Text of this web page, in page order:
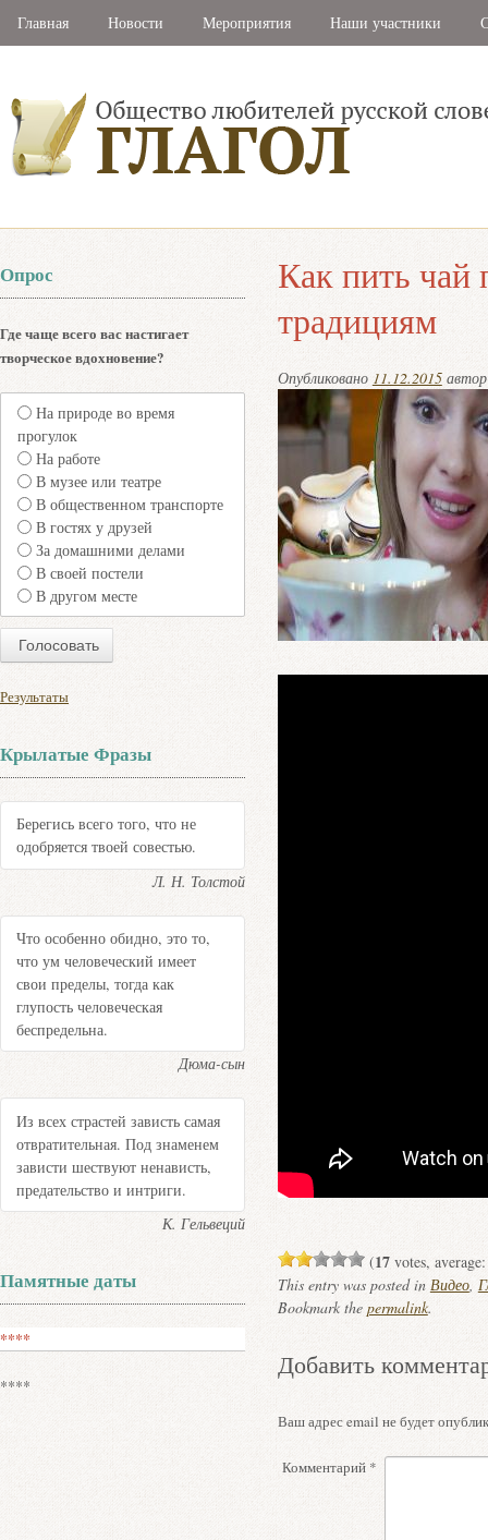
Главная Новости Мероприятия Наши участники
Как пить чай
традициям
Опубликовано 11.12.2015
(17votes,
This entry was posted in Видео,
Bookmark the permalink.
Добавить
Ваш адрес email не будет
Комментарий *
Опрос
Где чаще всего вас настигает
творческое вдохновение?
На природе во время
прогулок
На работе
В музее или театре
В общественном транспорте
В гостях у друзей
За домашними делами
В своей постели
В другом месте
Результаты
Крылатые Фразы
Берегись всего того, что не
одобряется твоей совестью.
Л. Н. Толстой
Что особенно обидно, это то,
что ум человеческий имеет
свои пределы, тогда как
глупость человеческая
беспредельна.
Дюма-сын
Из всех страстей зависть самая
отвратительная. Под знаменем
зависти шествуют ненависть,
предательство и интриги.
К. Гельвеций
Памятные даты
****
****